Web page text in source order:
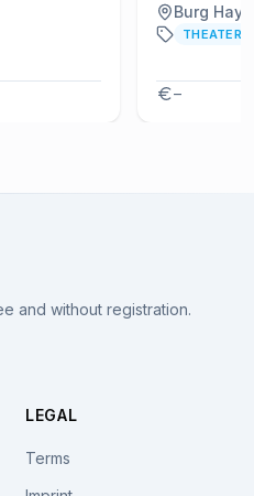
Burg
THEATER
–
and without registration.
LEGAL
Terms